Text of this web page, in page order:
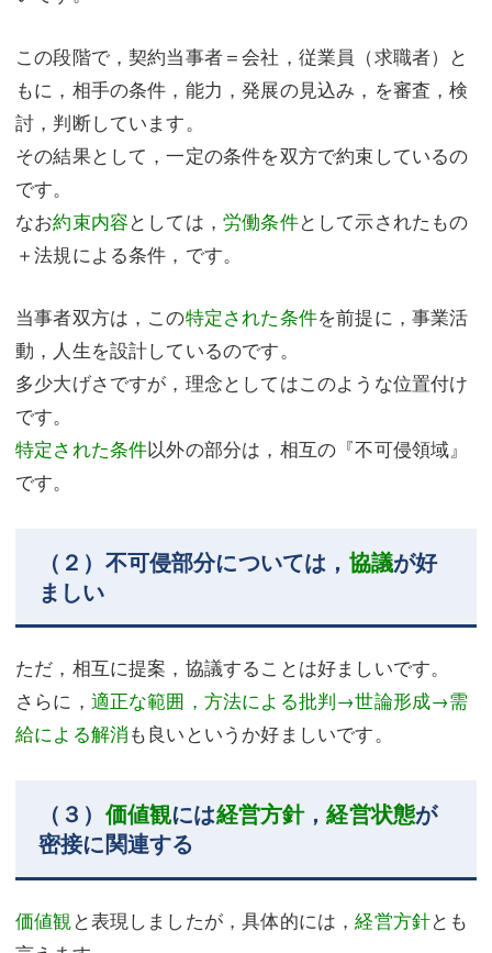
この段階で，契約当事者＝会社，従業員（求職者）と
もに，相手の条件，能力，発展の見込み，を審査，検
討，判断しています。
その結果として，一定の条件を双方で約束しているの
です。
なお約束内容としては，労働条件として示されたもの
＋法規による条件，です。
当事者双方は，この特定された条件を前提に，事業活
動，人生を設計しているのです。
多少大げさですが，理念としてはこのような位置付け
です。
特定された条件以外の部分は，相互の『不可侵領域』
です。
（２）不可侵部分については， 協議が好
ましい
ただ，相互に提案，協議することは好ましいです。
さらに， 適正な範囲，方法による批判→世論形成→需
給による解消も良いというか好ましいです。
（３） 価値観には経営方針，経営状態が
密接に関連する
価値観と表現しましたが，具体的には，経営方針とも